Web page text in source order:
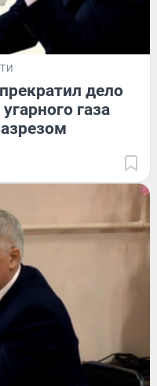
дело
газа